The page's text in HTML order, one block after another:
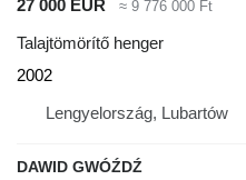
27 000 EUR
≈ 9 776 000 Ft
Talajtömörítő henger
2002
Lengyelország, Lubartów
DAWID GWÓŹDŹ